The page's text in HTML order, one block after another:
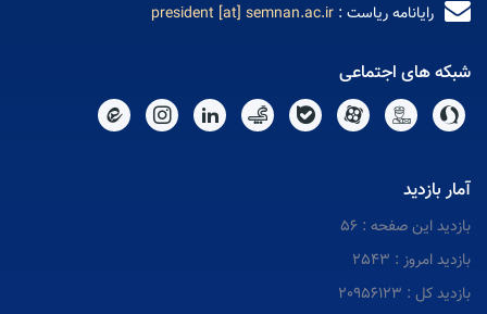
رایانامه ریاست : president [at] semnan.ac.ir
شبکه های اجتماعی
آمار بازدید
بازدید این صفحه : 56
بازدید امروز : 2543
بازدید کل : 20956123